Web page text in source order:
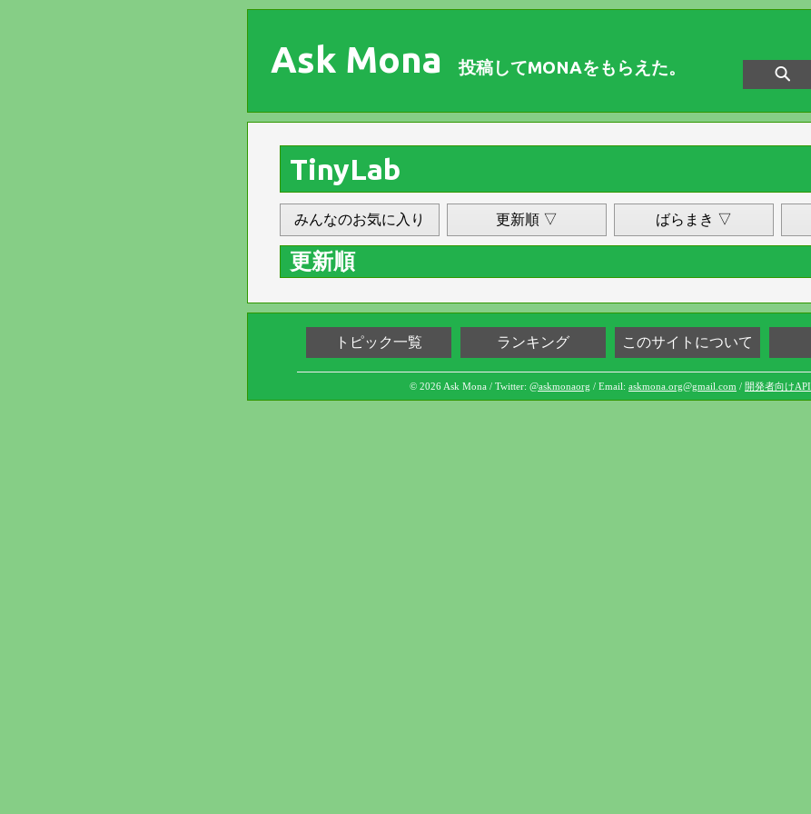
Ask Mona 投稿してMONAをもらえた。
TinyLab
みんなのお気に入り 更新順 ▽ ばらまき ▽
更新順
トピック一覧 ランキング このサイトについて
© 2026 Ask Mona / Twitter: @askmonaorg / Email: askmona.org@gmail.com / 開発者向けAPI